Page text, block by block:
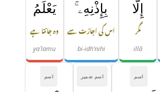
إِلَّا
مگر
illā
بِإِذْنِهِۦ ۚ
اس کی اجازت سے
bi-idh'nihi
يَعْلَمُ
وہ جانتا ہے
yaʿlamu
اسم اسم ضمیر اسم